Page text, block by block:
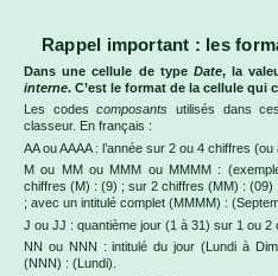
Rappel important : les
Dans une cellule de type Date, la
interne. C’est le format de la cellule qui
Les codescomposants utilisés dans
classeur. En français :
AA ou AAAA : l’année sur 2 ou 4 chiffres
M ou MM ou MMM ou MMMM :
chiffres (M) : (9) ; sur 2 chiffres (MM) : (09)
; avec un intitulé complet (MMMM) :
J ou JJ : quantième jour (1 à 31) sur 1 ou
NN ou NNN : intitulé du jour (Lundi à
(NNN) : (Lundi).